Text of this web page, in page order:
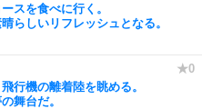
スを食べに行く。
らしいリフレッシュとなる。
行機の離着陸を眺める。
舞台だ。